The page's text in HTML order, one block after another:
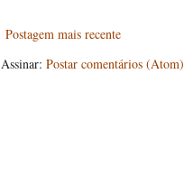
Postagem mais recente
Assinar: Postar comentários (Atom)